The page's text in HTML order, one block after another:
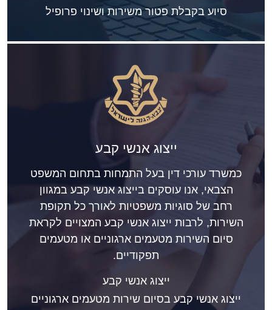
סיוע בקבלת פטור משירות ושינוי פרופיל
ייצוג אנשי קבע
כמשרד עורכי דין בעל התמחות בתחום המשפט
הצבאי, אנו עוסקים בייצוג אנשי קבע במגוון
רחב של סוגיות משפטיות לאורך כל תקופת
השירות, לרבות ייצוג אנשי קבע המצויים לקראת
סיום השירות מטעמים ארגוניים או מטעמים
תפקודיים.
ייצוג אנשי קבע
ייצוג אנשי קבע בסיום שירות מטעמים ארגוניים